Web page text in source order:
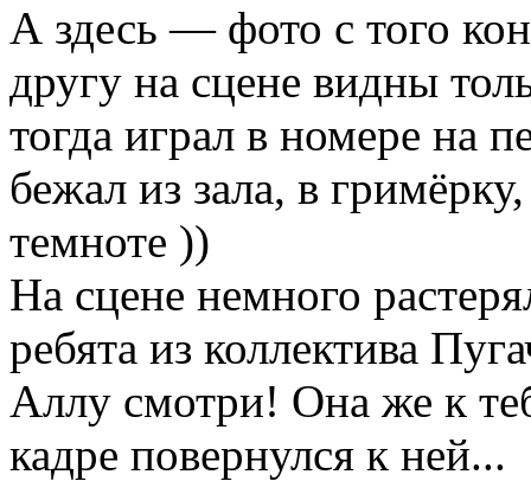
А здесь — фото с того
другу на сцене видны
тогда играл в номере на
бежал из зала, в
темноте ))
На сцене немного
ребята из коллектива
Аллу смотри! Она же к
кадре повернулся к ней...